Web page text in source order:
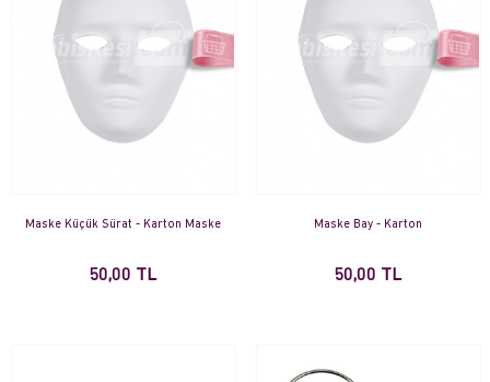
Maske Küçük Sürat - Karton Maske
50,00 TL
Maske Bay - Karton
50,00 TL